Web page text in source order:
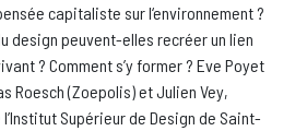
capitaliste sur l‘environnement ?
design peuvent-elles recréer un lien
? Comment s’y former ? Eve Poyet
Roesch (Zoepolis) et Julien Vey,
Supérieur de Design de Saint-